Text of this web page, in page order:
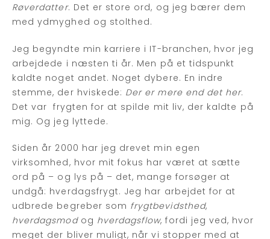
Røverdatter. Det er store ord, og jeg bærer dem
med ydmyghed og stolthed.
Jeg begyndte min karriere i IT-branchen, hvor jeg
arbejdede i næsten ti år. Men på et tidspunkt
kaldte noget andet. Noget dybere. En indre
stemme, der hviskede: Der er mere end det her.
Det var frygten for at spilde mit liv, der kaldte på
mig. Og jeg lyttede.
Siden år 2000 har jeg drevet min egen
virksomhed, hvor mit fokus har været at sætte
ord på – og lys på – det, mange forsøger at
undgå: hverdagsfrygt. Jeg har arbejdet for at
udbrede begreber som frygtbevidsthed,
hverdagsmodog hverdagsflow, fordi jeg ved, hvor
meget der bliver muligt, når vi stopper med at